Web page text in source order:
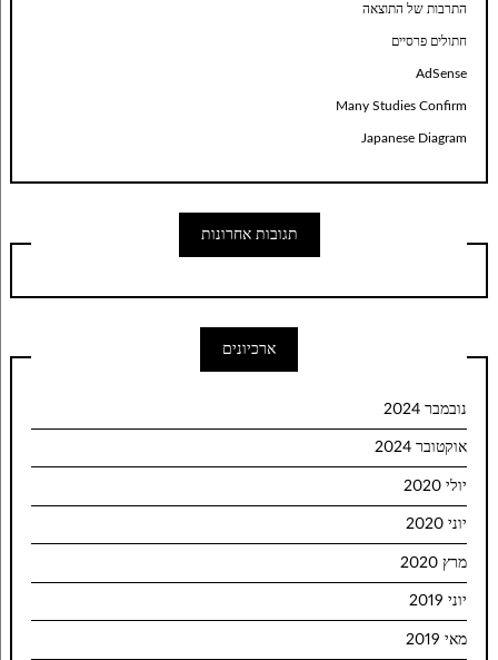
התרבות של התוצאה
חתולים פרסיים
AdSense
Many Studies Confirm
Japanese Diagram
תגובות אחרונות
ארכיונים
נובמבר 2024
אוקטובר 2024
יולי 2020
יוני 2020
מרץ 2020
יוני 2019
מאי 2019